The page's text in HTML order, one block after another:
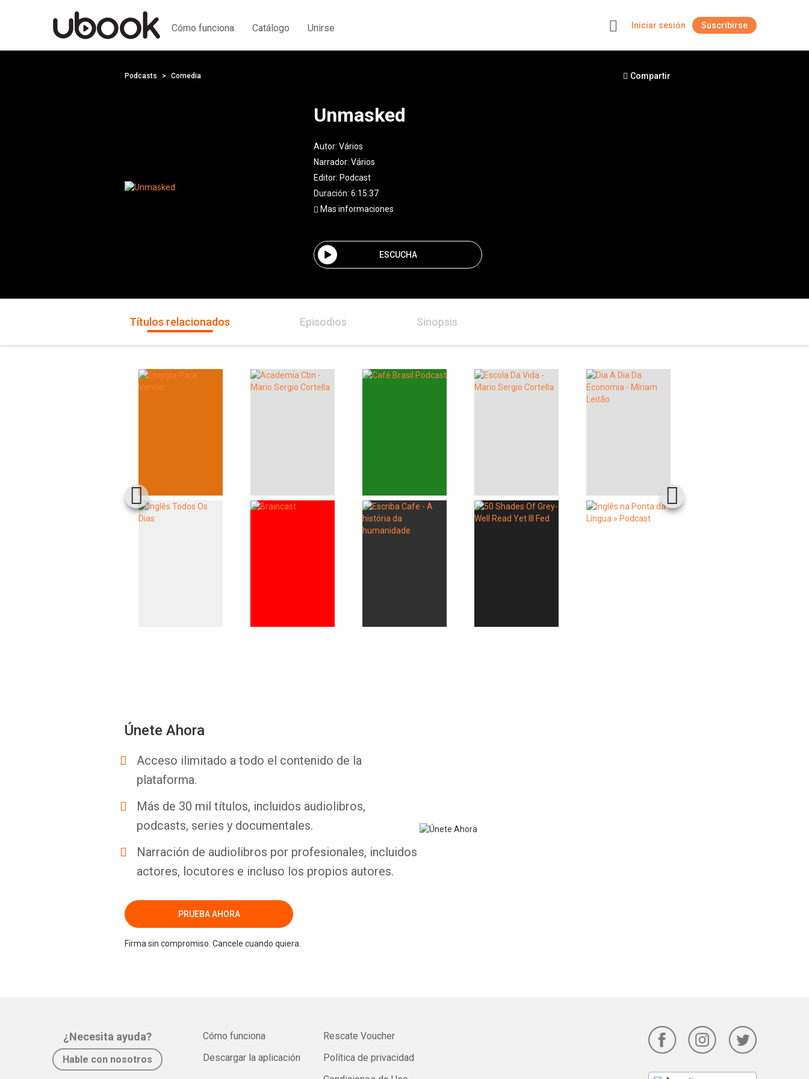
Cómo funciona Catálogo Unirse Iniciar sesión Suscribirse
Podcasts Comedia Compartir
Unmasked
Autor: Vários
Narrador: Vários
Editor: Podcast
Duración: 6:15:37
Mas informaciones
ESCUCHA
Títulos relacionados Episodios Sinopsis
Únete Ahora
Acceso ilimitado a todo el contenido de la
plataforma.
Más de 30 mil títulos, incluidos audiolibros,
podcasts, series y documentales.
Narración de audiolibros por profesionales, incluidos
actores, locutores e incluso los propios autores.
PRUEBA AHORA
Firma sin compromiso. Cancele cuando quiera.
¿Necesita ayuda?
Hable con nosotros
Cómo funciona
Descargar la aplicación
Rescate Voucher
Política de privacidad